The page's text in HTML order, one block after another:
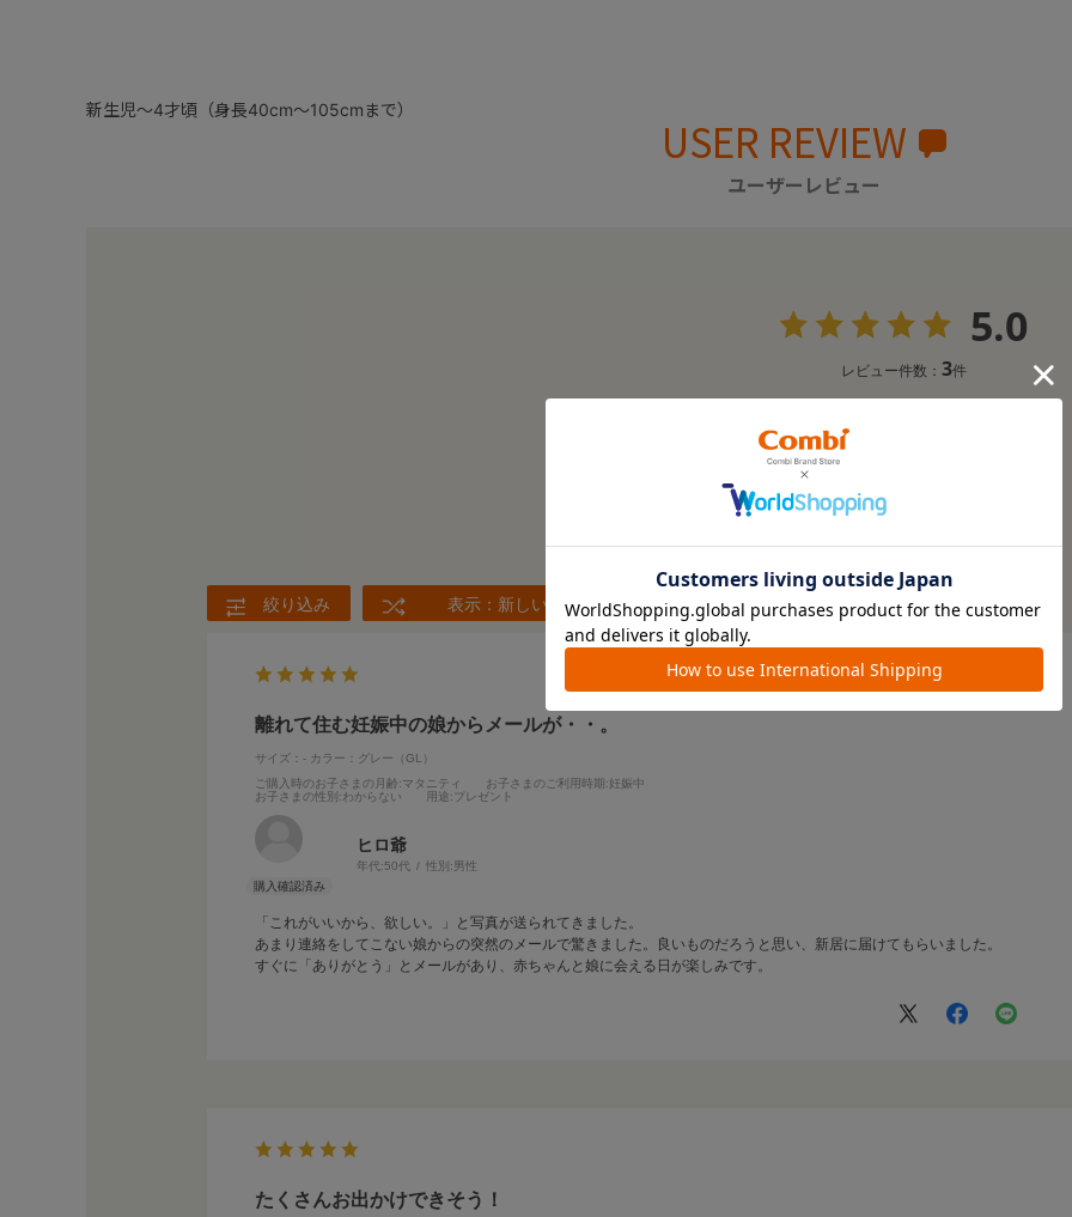
新生児～4才頃（身長40cm～105cmまで）
USER REVIEW
ユーザーレビュー
5.0
レビュー件数： 3件
絞り込み 表示：新しい順
離れて住む妊娠中の娘からメールが・・。
サイズ：- カラー：グレー（GL）
ご購入時のお子さまの月齢:マタニティ お子さまのご利用時期 :妊娠中
お子さまの性別 :わからない 用途:プレゼント
ヒロ爺
年代:50代 性別:男性
「これがいいから、欲しい。」と写真が送られてきました。
あまり連絡をしてこない娘からの突然のメールで驚きました。良いものだろうと思い、新居に届けてもらいました。
すぐに「ありがとう」とメールがあり、赤ちゃんと娘に会える日が楽しみです。
たくさんお出かけできそう！